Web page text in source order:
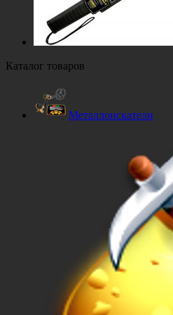
Каталог товаров
Металлоискатели